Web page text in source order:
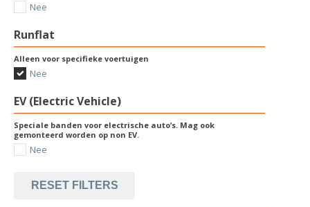
Nee
Runflat
Alleen voor specifieke voertuigen
Nee
EV (Electric Vehicle)
Speciale banden voor electrische auto’s. Mag ook
gemonteerd worden op non EV.
Nee
RESET FILTERS